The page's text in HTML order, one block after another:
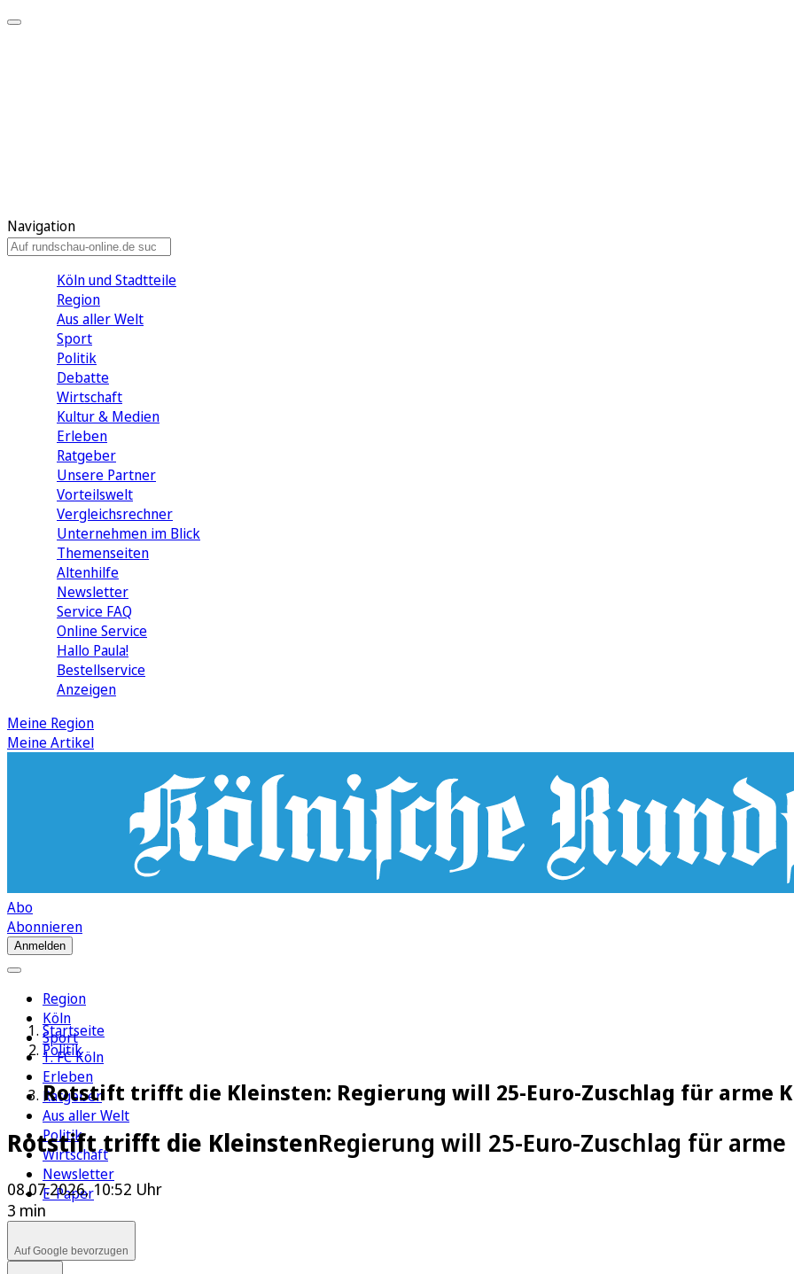
Navigation
Köln und Stadtteile
Region
Aus aller Welt
Sport
Politik
Debatte
Wirtschaft
Kultur & Medien
Erleben
Ratgeber
Unsere Partner
Vorteilswelt
Vergleichsrechner
Unternehmen im Blick
Themenseiten
Altenhilfe
Newsletter
Service FAQ
Online Service
Hallo Paula!
Bestellservice
Anzeigen
Meine Region
Meine Artikel
Abo
Abonnieren
Anmelden
Region
Köln
Sport
1. FC Köln
Erleben
Ratgeber
Aus aller Welt
Politik
Wirtschaft
Newsletter
E-Paper
Startseite
Politik
Rotstift trifft die Kleinsten: Regierung will 25-Euro-Zuschlag für arme
Rotstift trifft die KleinstenRegierung will 25-Euro-Zuschlag für
08.07.2026, 10:52 Uhr
3 min
Auf Google bevorzugen